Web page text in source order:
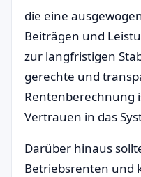
die eine
Beiträgen und
zur langfristigen
gerechte und
Rentenberechnung
Vertrauen in das
Darüber hinaus
Betriebsrenten und